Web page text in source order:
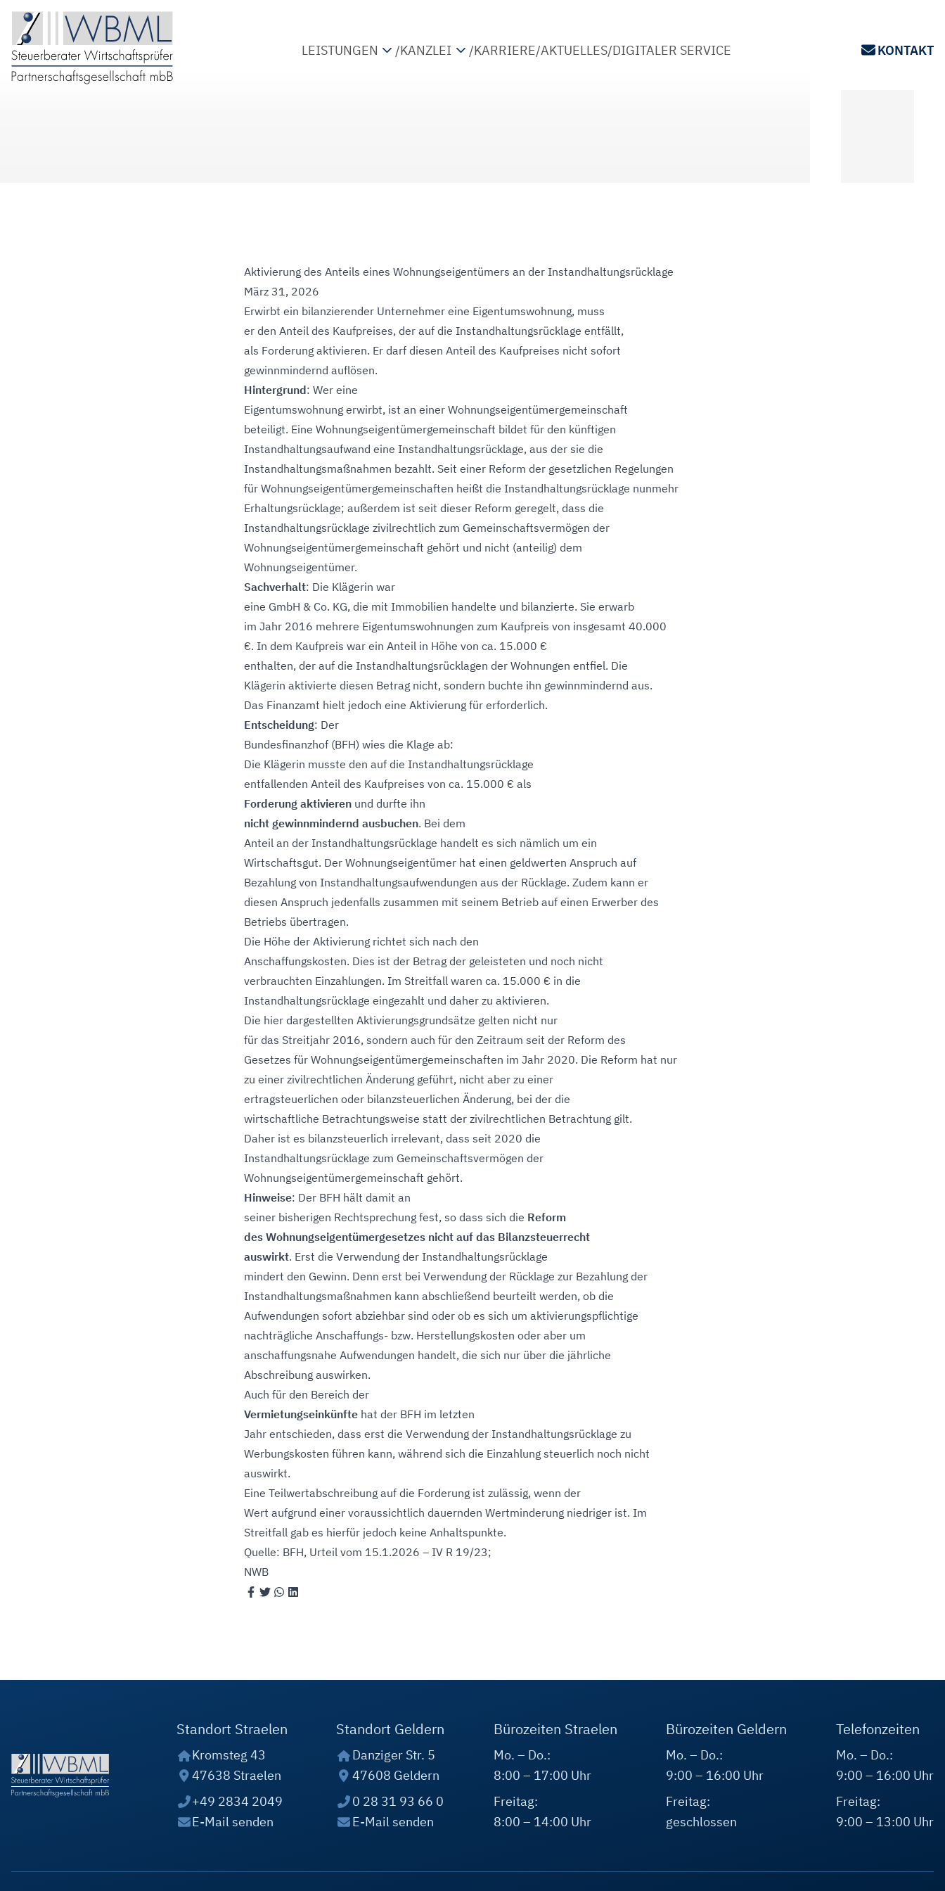
LEISTUNGEN
/KANZLEI
/KARRIERE/AKTUELLES/DIGITALER SERVICE KONTAKT
Aktivierung des Anteils eines Wohnungseigentümers an der Instandhaltungsrücklage
März 31, 2026
Erwirbt ein bilanzierender Unternehmer eine Eigentumswohnung, muss
er den Anteil des Kaufpreises, der auf die Instandhaltungsrücklage entfällt,
als Forderung aktivieren. Er darf diesen Anteil des Kaufpreises nicht sofort
gewinnmindernd auflösen.
Hintergrund: Wer eine
Eigentumswohnung erwirbt, ist an einer Wohnungseigentümergemeinschaft
beteiligt. Eine Wohnungseigentümergemeinschaft bildet für den künftigen
Instandhaltungsaufwand eine Instandhaltungsrücklage, aus der sie die
Instandhaltungsmaßnahmen bezahlt. Seit einer Reform der gesetzlichen Regelungen
für Wohnungseigentümergemeinschaften heißt die Instandhaltungsrücklage nunmehr
Erhaltungsrücklage; außerdem ist seit dieser Reform geregelt, dass die
Instandhaltungsrücklage zivilrechtlich zum Gemeinschaftsvermögen der
Wohnungseigentümergemeinschaft gehört und nicht (anteilig) dem
Wohnungseigentümer.
Sachverhalt: Die Klägerin war
eine GmbH & Co. KG, die mit Immobilien handelte und bilanzierte. Sie erwarb
im Jahr 2016 mehrere Eigentumswohnungen zum Kaufpreis von insgesamt 40.000
€. In dem Kaufpreis war ein Anteil in Höhe von ca. 15.000 €
enthalten, der auf die Instandhaltungsrücklagen der Wohnungen entfiel. Die
Klägerin aktivierte diesen Betrag nicht, sondern buchte ihn gewinnmindernd aus.
Das Finanzamt hielt jedoch eine Aktivierung für erforderlich.
Entscheidung: Der
Bundesfinanzhof (BFH) wies die Klage ab:
Die Klägerin musste den auf die Instandhaltungsrücklage
entfallenden Anteil des Kaufpreises von ca. 15.000 € als
Forderung aktivieren und durfte ihn
nicht gewinnmindernd ausbuchen. Bei dem
Anteil an der Instandhaltungsrücklage handelt es sich nämlich um ein
Wirtschaftsgut. Der Wohnungseigentümer hat einen geldwerten Anspruch auf
Bezahlung von Instandhaltungsaufwendungen aus der Rücklage. Zudem kann er
diesen Anspruch jedenfalls zusammen mit seinem Betrieb auf einen Erwerber des
Betriebs übertragen.
Die Höhe der Aktivierung richtet sich nach den
Anschaffungskosten. Dies ist der Betrag der geleisteten und noch nicht
verbrauchten Einzahlungen. Im Streitfall waren ca. 15.000 € in die
Instandhaltungsrücklage eingezahlt und daher zu aktivieren.
Die hier dargestellten Aktivierungsgrundsätze gelten nicht nur
für das Streitjahr 2016, sondern auch für den Zeitraum seit der Reform des
Gesetzes für Wohnungseigentümergemeinschaften im Jahr 2020. Die Reform hat nur
zu einer zivilrechtlichen Änderung geführt, nicht aber zu einer
ertragsteuerlichen oder bilanzsteuerlichen Änderung, bei der die
wirtschaftliche Betrachtungsweise statt der zivilrechtlichen Betrachtung gilt.
Daher ist es bilanzsteuerlich irrelevant, dass seit 2020 die
Instandhaltungsrücklage zum Gemeinschaftsvermögen der
Wohnungseigentümergemeinschaft gehört.
Hinweise: Der BFH hält damit an
seiner bisherigen Rechtsprechung fest, so dass sich die Reform
des Wohnungseigentümergesetzes nicht auf das Bilanzsteuerrecht
auswirkt. Erst die Verwendung der Instandhaltungsrücklage
mindert den Gewinn. Denn erst bei Verwendung der Rücklage zur Bezahlung der
Instandhaltungsmaßnahmen kann abschließend beurteilt werden, ob die
Aufwendungen sofort abziehbar sind oder ob es sich um aktivierungspflichtige
nachträgliche Anschaffungs- bzw. Herstellungskosten oder aber um
anschaffungsnahe Aufwendungen handelt, die sich nur über die jährliche
Abschreibung auswirken.
Auch für den Bereich der
Vermietungseinkünfte hat der BFH im letzten
Jahr entschieden, dass erst die Verwendung der Instandhaltungsrücklage zu
Werbungskosten führen kann, während sich die Einzahlung steuerlich noch nicht
auswirkt.
Eine Teilwertabschreibung auf die Forderung ist zulässig, wenn der
Wert aufgrund einer voraussichtlich dauernden Wertminderung niedriger ist. Im
Streitfall gab es hierfür jedoch keine Anhaltspunkte.
Quelle: BFH, Urteil vom 15.1.2026 – IV R 19/23;
NWB
Standort Straelen
Kromsteg 43
47638 Straelen
+49 2834 2049
E-Mail senden
Standort Geldern
Danziger Str. 5
47608 Geldern
0 28 31 93 66 0
E-Mail senden
Bürozeiten Straelen
Mo. – Do.:
8:00 – 17:00 Uhr
Freitag:
8:00 – 14:00 Uhr
Bürozeiten Geldern
Mo. – Do.:
9:00 – 16:00 Uhr
Freitag:
geschlossen
Telefonzeiten
Mo. – Do.:
9:00 – 16:00 Uhr
Freitag:
9:00 – 13:00 Uhr